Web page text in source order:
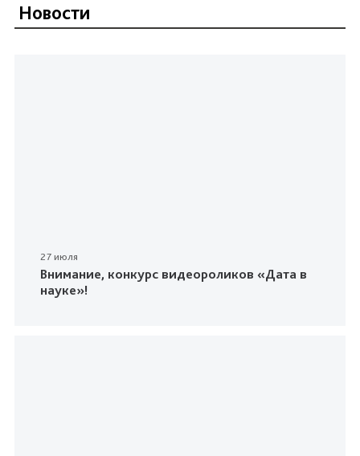
Новости
27 июля
Внимание, конкурс видеороликов «Дата в
науке»!